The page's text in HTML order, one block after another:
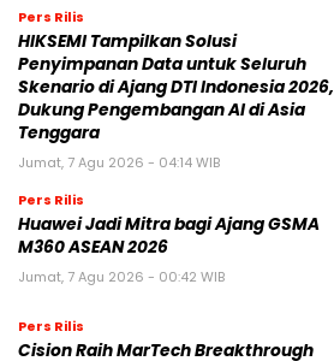
Pers Rilis
HIKSEMI Tampilkan Solusi
Penyimpanan Data untuk Seluruh
Skenario di Ajang DTI Indonesia 2026,
Dukung Pengembangan AI di Asia
Tenggara
Jumat, 7 Agu 2026 - 04:14 WIB
Pers Rilis
Huawei Jadi Mitra bagi Ajang GSMA
M360 ASEAN 2026
Jumat, 7 Agu 2026 - 00:42 WIB
Pers Rilis
Cision Raih MarTech Breakthrough